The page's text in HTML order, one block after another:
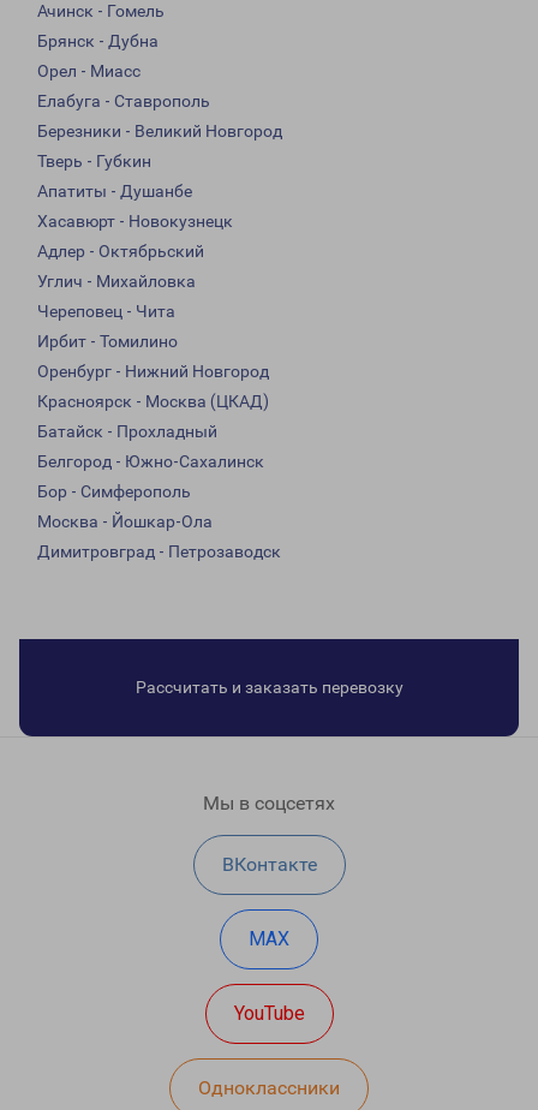
Ачинск - Гомель
Брянск - Дубна
Орел - Миасс
Елабуга - Ставрополь
Березники - Великий Новгород
Тверь - Губкин
Апатиты - Душанбе
Хасавюрт - Новокузнецк
Адлер - Октябрьский
Углич - Михайловка
Череповец - Чита
Ирбит - Томилино
Оренбург - Нижний Новгород
Красноярск - Москва (ЦКАД)
Батайск - Прохладный
Белгород - Южно-Сахалинск
Бор - Симферополь
Москва - Йошкар-Ола
Димитровград - Петрозаводск
Рассчитать и заказать перевозку
Мы в соцсетях
ВКонтакте
MAX
YouTube
Одноклассники